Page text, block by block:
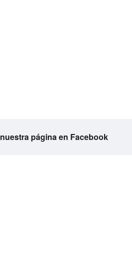
nuestra página en Facebook